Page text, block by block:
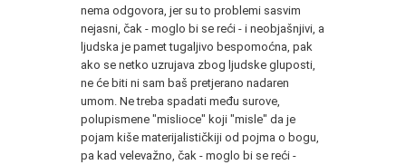
nema odgovora, jer su to problemi sasvim
nejasni, čak - moglo bi se reći - i neobjašnjivi, a
ljudska je pamet tugaljivo bespomoćna, pak
ako se netko uzrujava zbog ljudske gluposti,
ne će biti ni sam baš pretjerano nadaren
umom. Ne treba spadati među surove,
polupismene "mislioce" koji "misle" da je
pojam kiše materijalističkiji od pojma o bogu,
pa kad velevažno, čak - moglo bi se reći -